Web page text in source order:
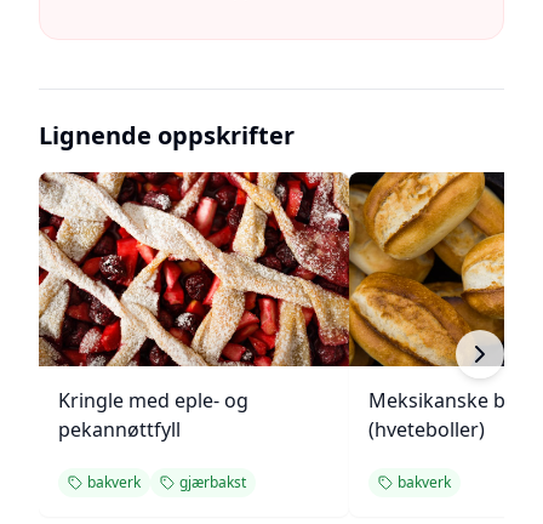
Lignende oppskrifter
Kringle med eple- og
pekannøttfyll
bakverk gjærbakst
Meksikanske
(hveteboller)
bakverk